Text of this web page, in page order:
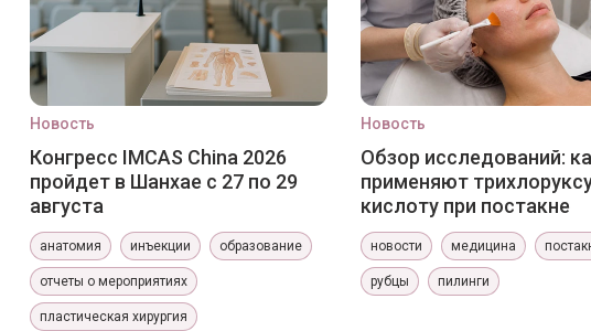
Новость
Конгресс IMCAS China 2026
пройдет в Шанхае с 27 по 29
августа
анатомия инъекции образование
отчеты о мероприятиях
пластическая хирургия
Новость
Обзор исследований:
применяют
кислоту при постакне
новости медицина
рубцы пилинги